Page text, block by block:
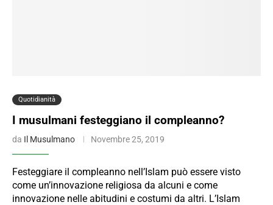
Quotidianità
I musulmani festeggiano il compleanno?
da Il Musulmano Novembre 25, 2019
Festeggiare il compleanno nell’Islam può essere visto
come un’innovazione religiosa da alcuni e come
innovazione nelle abitudini e costumi da altri. L’Islam